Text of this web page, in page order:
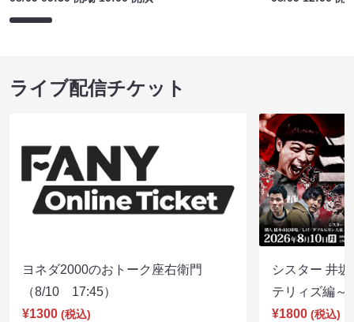
ライブ配信チケット
ヨネダ2000のおトーク座右衛門
（8/10 17:45）
¥1300 (税込)
シスター 井
テリィズ編
¥1800 (税込)